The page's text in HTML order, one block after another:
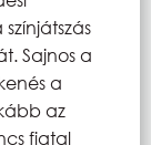
Sajnos a
a
az
fiatal